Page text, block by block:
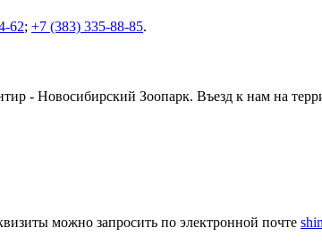
62; +7 (383) 335-88-85.
- Новосибирский Зоопарк. Въезд к нам на
можно запросить по электронной почте